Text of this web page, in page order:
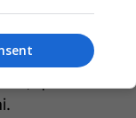
për të
kontinentit
vizion për
që